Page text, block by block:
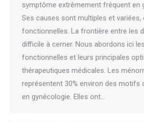
symptôme extrêmement fréquent en
Ses causes sont multiples et variées,
fonctionnelles. La frontière entre les
difficile à cerner. Nous abordons ici
fonctionnelles et leurs principales
thérapeutiques médicales. Les
représentent 30% environ des motifs
en gynécologie. Elles ont…